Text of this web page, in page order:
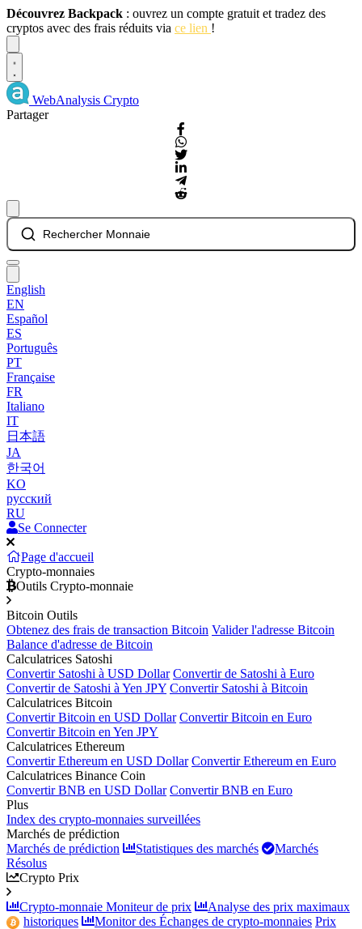
Découvrez Backpack : ouvrez un compte gratuit et tradez des
cryptos avec des frais réduits via ce lien !
WebAnalysis Crypto
Partager
Rechercher Monnaie
English
EN
Español
ES
Português
PT
Française
FR
Italiano
IT
日本語
JA
한국어
KO
русский
RU
Se Connecter
Page d'accueil
Crypto-monnaies
Outils Crypto-monnaie
Bitcoin Outils
Obtenez des frais de transaction Bitcoin Valider l'adresse Bitcoin
Balance d'adresse de Bitcoin
Calculatrices Satoshi
Convertir Satoshi à USD Dollar Convertir de Satoshi à Euro
Convertir de Satoshi à Yen JPY Convertir Satoshi à Bitcoin
Calculatrices Bitcoin
Convertir Bitcoin en USD Dollar Convertir Bitcoin en Euro
Convertir Bitcoin en Yen JPY
Calculatrices Ethereum
Convertir Ethereum en USD Dollar Convertir Ethereum en Euro
Calculatrices Binance Coin
Convertir BNB en USD Dollar Convertir BNB en Euro
Plus
Index des crypto-monnaies surveillées
Marchés de prédiction
Marchés de prédiction
Statistiques des marchés
Marchés
Résolus
Crypto Prix
Crypto-monnaie Moniteur de prix
Analyse des prix maximaux
historiques
Monitor des Échanges de crypto-monnaies Prix